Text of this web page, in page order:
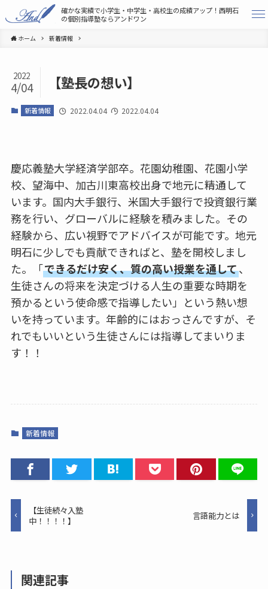
確かな実績で小学生・中学生・高校生の成績アップ！ 西明石
の個別指導塾ならアンドワン
ホーム 新着情報
【塾長の想い】
2022
4/04
新着情報 2022.04.04 2022.04.04
慶応義塾大学経済学部卒。花園幼稚園、花園小学
校、望海中、加古川東高校出身で地元に精通して
います。国内大手銀行、米国大手銀行で投資銀行業
務を行い、グローバルに経験を積みました。その
経験から、広い視野でアドバイスが可能です。地元
明石に少しでも貢献できればと、塾を開校しまし
た。「できるだけ安く、質の高い授業を通して、
生徒さんの将来を決定づける人生の重要な時期を
預かるという使命感で指導したい」という熱い想
いを持っています。年齢的にはおっさんですが、そ
れでもいいという生徒さんには指導してまいりま
す！！
新着情報
【生徒続々入塾
中！！！！】
言語能力とは
関連記事